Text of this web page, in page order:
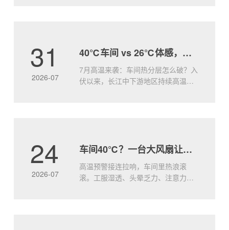
31
2026-07
40℃车间 vs 26℃体感，就差这一台大王风扇
7月高温来袭：车间热分层怎么破？入
伏以来，长江中下游地区持续高温，
质：空气不动，热量就堆着车间顶部
地面.....
24
2026-07
车间40℃？一台大风扇让工人效率飙升
高温预警接连拉响，车间里热浪滚
滚。工服湿透、头晕乏力、注意力涣